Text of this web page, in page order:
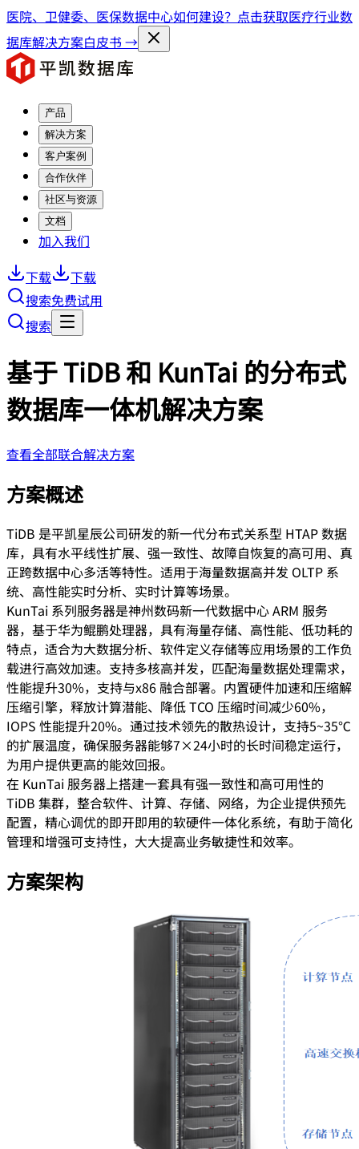
医院、卫健委、医保数据中心如何建设？点击获取医疗行业数
据库解决方案白皮书 →
产品
解决方案
客户案例
合作伙伴
社区与资源
文档
加入我们
下载
下载
搜索免费试用
搜索
基于 TiDB 和 KunTai 的分布式
数据库一体机解决方案
查看全部联合解决方案
方案概述
TiDB 是平凯星辰公司研发的新一代分布式关系型 HTAP 数据
库，具有水平线性扩展、强一致性、故障自恢复的高可用、真
正跨数据中心多活等特性。适用于海量数据高并发 OLTP 系
统、高性能实时分析、实时计算等场景。
KunTai 系列服务器是神州数码新一代数据中心 ARM 服务
器，基于华为鲲鹏处理器，具有海量存储、高性能、低功耗的
特点，适合为大数据分析、软件定义存储等应用场景的工作负
载进行高效加速。支持多核高并发，匹配海量数据处理需求，
性能提升30%，支持与x86 融合部署。内置硬件加速和压缩解
压缩引擎，释放计算潜能、降低 TCO 压缩时间减少60%，
IOPS 性能提升20%。通过技术领先的散热设计，支持5~35℃
的扩展温度，确保服务器能够7×24小时的长时间稳定运行，
为用户提供更高的能效回报。
在 KunTai 服务器上搭建一套具有强一致性和高可用性的
TiDB 集群，整合软件、计算、存储、网络，为企业提供预先
配置，精心调优的即开即用的软硬件一体化系统，有助于简化
管理和增强可支持性，大大提高业务敏捷性和效率。
方案架构